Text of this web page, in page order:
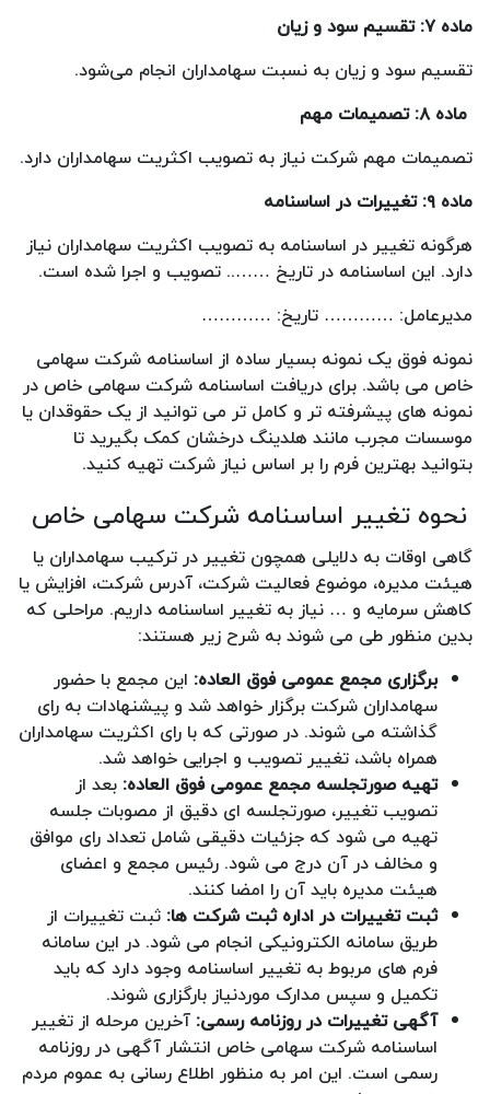
ماده ۷: تقسیم سود و زیان
تقسیم سود و زیان به نسبت سهامداران انجام می‌شود.
ماده ۸: تصمیمات مهم
تصمیمات مهم شرکت نیاز به تصویب اکثریت سهامداران دارد.
ماده ۹: تغییرات در اساسنامه
هرگونه تغییر در اساسنامه به تصویب اکثریت سهامداران نیاز
دارد. این اساسنامه در تاریخ …….. تصویب و اجرا شده است.
مدیرعامل: ………… تاریخ: …………
نمونه فوق یک نمونه بسیار ساده از اساسنامه شرکت سهامی
خاص می باشد. برای دریافت اساسنامه شرکت سهامی خاص در
نمونه های پیشرفته تر و کامل تر می توانید از یک حقوقدان یا
موسسات مجرب مانند هلدینگ درخشان کمک بگیرید تا
بتوانید بهترین فرم را بر اساس نیاز شرکت تهیه کنید.
نحوه تغییر اساسنامه شرکت سهامی خاص
گاهی اوقات به دلایلی همچون تغییر در ترکیب سهامداران یا
هیئت مدیره، موضوع فعالیت شرکت، آدرس شرکت، افزایش یا
کاهش سرمایه و … نیاز به تغییر اساسنامه داریم. مراحلی که
بدین منظور طی می شوند به شرح زیر هستند:
برگزاری مجمع عمومی فوق ‌العاده: این مجمع با حضور
سهامداران شرکت برگزار خواهد شد و پیشنهادات به رای
گذاشته می شوند. در صورتی که با رای اکثریت سهامداران
همراه باشد، تغییر تصویب و اجرایی خواهد شد.
تهیه صورتجلسه مجمع عمومی فوق ‌العاده: بعد از
تصویب تغییر، صورتجلسه ای دقیق از مصوبات جلسه
تهیه می شود که جزئیات دقیقی شامل تعداد رای موافق
و مخالف در آن درج می شود. رئیس مجمع و اعضای
هیئت مدیره باید آن را امضا کنند.
ثبت تغییرات در اداره ثبت شرکت ‌ها: ثبت تغییرات از
طریق سامانه الکترونیکی انجام می شود. در این سامانه
فرم های مربوط به تغییر اساسنامه وجود دارد که باید
تکمیل و سپس مدارک موردنیاز بارگزاری شوند.
آگهی تغییرات در روزنامه رسمی: آخرین مرحله از تغییر
اساسنامه شرکت سهامی خاص انتشار آگهی در روزنامه
رسمی است. این امر به منظور اطلاع رسانی به عموم مردم